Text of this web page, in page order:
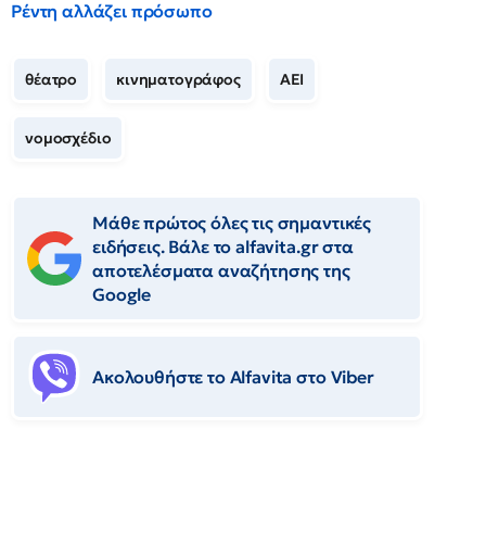
Ρέντη αλλάζει πρόσωπο
θέατρο κινηματογράφος ΑΕΙ
νομοσχέδιο
Μάθε πρώτος όλες τις σημαντικές
ειδήσεις. Βάλε το alfavita.gr στα
αποτελέσματα αναζήτησης της
Google
Ακολουθήστε το Αlfavita στο Viber